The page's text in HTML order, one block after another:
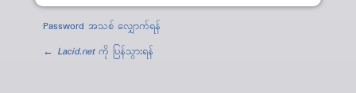
Password အသစ် လျှောက်ရန်
← Lacid.netကို ပြန်သွားရန်